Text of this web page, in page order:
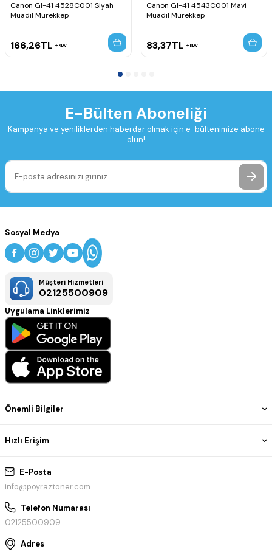
Canon GI-41 4528C001 Siyah
Muadil Mürekkep
166,26TL KDV
Canon GI-41 4543C001 Mavi
Muadil Mürekkep
83,37TL KDV
E-Bülten Aboneliği
Kampanya ve yeniliklerden haberdar olmak için e-bültenimize abone
olun!
E-Posta
info@poyraztoner.com
Telefon Numarası
02125500909
Adres
Önemli Bilgiler
Hızlı Erişim
Sosyal Medya
Müşteri Hizmetleri
02125500909
Uygulama Linklerimiz